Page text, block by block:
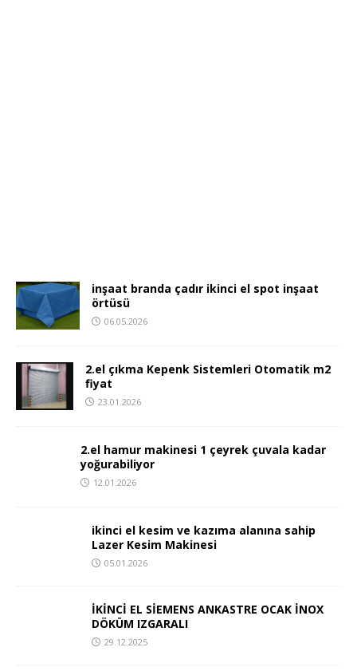
inşaat branda çadır ikinci el spot inşaat
örtüsü
06.05.2026
2.el çıkma Kepenk Sistemleri Otomatik m2
fiyat
23.01.2026
2.el hamur makinesi 1 çeyrek çuvala kadar
yoğurabiliyor
12.01.2026
ikinci el kesim ve kazıma alanına sahip
Lazer Kesim Makinesi
05.01.2026
İKİNCİ EL SİEMENS ANKASTRE OCAK İNOX
DÖKÜM IZGARALI
29.12.2025